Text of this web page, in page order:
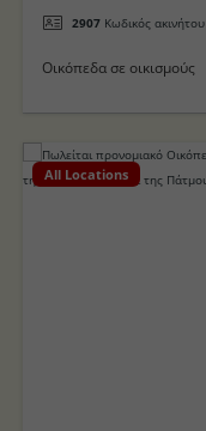
2907 Κωδικός ακινήτου
Οικόπεδα σε οικισμούς
All Locations